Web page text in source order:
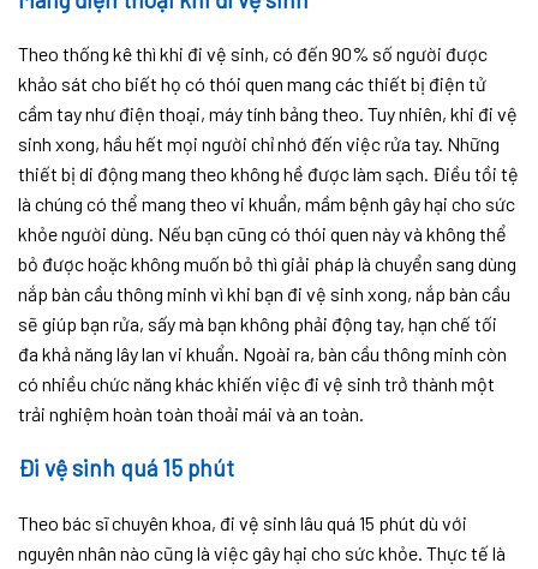
Theo thống kê thì khi đi vệ sinh, có đến 90% số người được
khảo sát cho biết họ có thói quen mang các thiết bị điện tử
cầm tay như điện thoại, máy tính bảng theo. Tuy nhiên, khi đi vệ
sinh xong, hầu hết mọi người chỉ nhớ đến việc rửa tay. Những
thiết bị di động mang theo không hề được làm sạch. Điều tồi tệ
là chúng có thể mang theo vi khuẩn, mầm bệnh gây hại cho sức
khỏe người dùng. Nếu bạn cũng có thói quen này và không thể
bỏ được hoặc không muốn bỏ thì giải pháp là chuyển sang dùng
nắp bàn cầu thông minh vì khi bạn đi vệ sinh xong, nắp bàn cầu
sẽ giúp bạn rửa, sấy mà bạn không phải động tay, hạn chế tối
đa khả năng lây lan vi khuẩn. Ngoài ra, bàn cầu thông minh còn
có nhiều chức năng khác khiến việc đi vệ sinh trở thành một
trải nghiệm hoàn toàn thoải mái và an toàn.
Đi vệ sinh quá 15 phút
Theo bác sĩ chuyên khoa, đi vệ sinh lâu quá 15 phút dù với
nguyên nhân nào cũng là việc gây hại cho sức khỏe. Thực tế là